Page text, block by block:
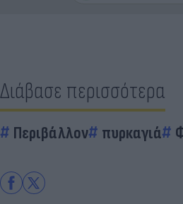
Διάβασε περισσότερα
Περιβάλλον πυρκαγιά